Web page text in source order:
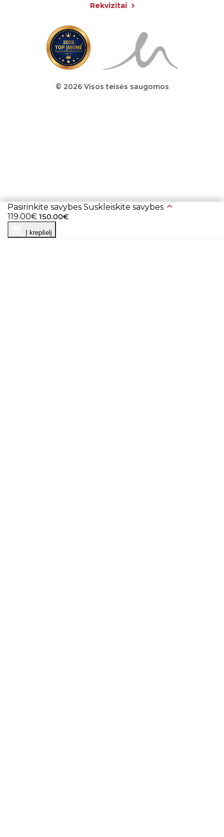
Rekvizitai
© 2026 Visos teisės saugomos
Pasirinkite savybes Suskleiskite savybes
119.00€ 150.00€
Į krepšelį